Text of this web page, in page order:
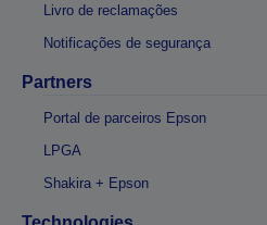
Livro de reclamações
Notificações de segurança
Partners
Portal de parceiros Epson
LPGA
Shakira + Epson